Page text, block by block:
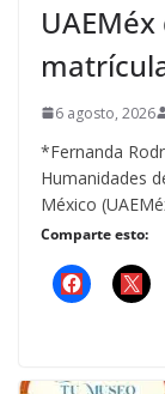
6 agosto, 2026
*Fernanda
Humanidades
México
Comparte esto: